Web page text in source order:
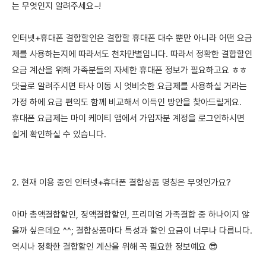
는 무엇인지 알려주세요~!
인터넷+휴대폰 결합할인은 결합할 휴대폰 대수 뿐만 아니라 어떤 요금
제를 사용하는지에 따라서도 천차만별입니다. 따라서 정확한 결합할인
요금 계산을 위해 가족분들의 자세한 휴대폰 정보가 필요하고요 ㅎㅎ
댓글로 알려주시면 타사 이동 시 엇비슷한 요금제를 사용하실 거라는
가정 하에 요금 편익도 함께 비교해서 이득인 방안을 찾아드릴게요.
휴대폰 요금제는 마이 케이티 앱에서 가입자분 계정을 로그인하시면
쉽게 확인하실 수 있습니다.
2. 현재 이용 중인 인터넷+휴대폰 결합상품 명칭은 무엇인가요?
아마 총액결합할인, 정액결합할인, 프리미엄 가족결합 중 하나이지 않
을까 싶은데요 ^^; 결합상품마다 특성과 할인 요금이 너무나 다릅니다.
역시나 정확한 결합할인 계산을 위해 꼭 필요한 정보예요 😎